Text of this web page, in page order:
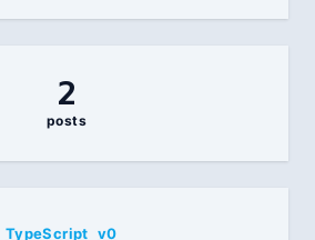
2
posts
TypeScript v0